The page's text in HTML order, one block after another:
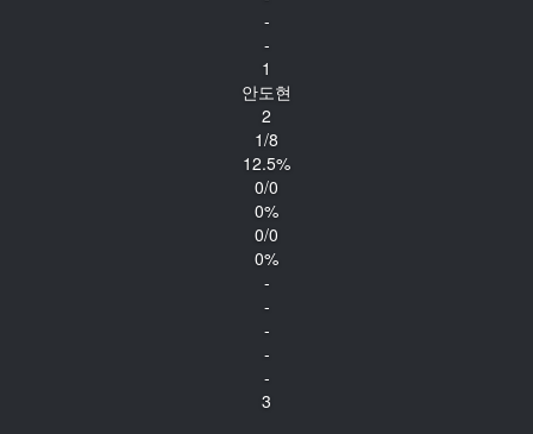
-
-
1
안도현
2
1/8
12.5%
0/0
0%
0/0
0%
-
-
-
-
-
3